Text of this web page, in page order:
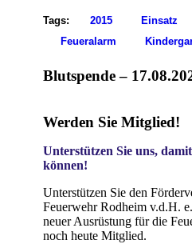
Tags: 2015 Einsatz
Feueralarm
Blutspende –
Werden Sie Mitglied!
Unterstützen Sie uns,
können!
Unterstützen Sie den
Feuerwehr Rodheim v.d.H.
neuer Ausrüstung für die
noch heute Mitglied.